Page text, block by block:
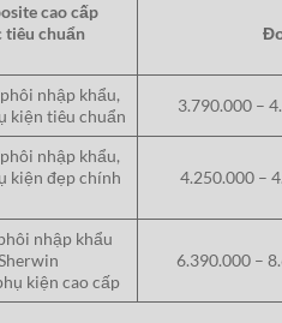
cao cấp
chuẩn
nhập khẩu,
kiện tiêu chuẩn
3.790.000 –
nhập khẩu,
kiện đẹp chính
4.250.000 –
nhập khẩu
kiện cao cấp
6.390.000 –